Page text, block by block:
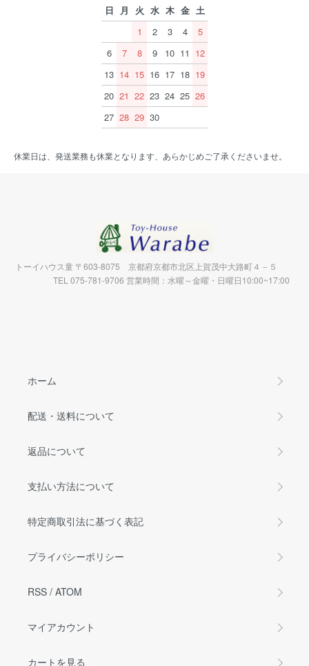
日 月 火 水 木 金 土
1
2 3 4
5
6
7 8 9 10 11 12
13 14 15 16 17 18 19
20 21 22 23 24 25 26
27 28 29 30
休業日は、発送業務も休業となります、あらかじめご了承くださいませ。
トーイハウス童 〒603-8075 京都府京都市北区上賀茂中大路町４－５
TEL 075-781-9706 営業時間：水曜～金曜・日曜日10:00~17:00
ホーム
配送・送料について
返品について
支払い方法について
特定商取引法に基づく表記
プライバシーポリシー
RSS / ATOM
マイアカウント
カートを見る